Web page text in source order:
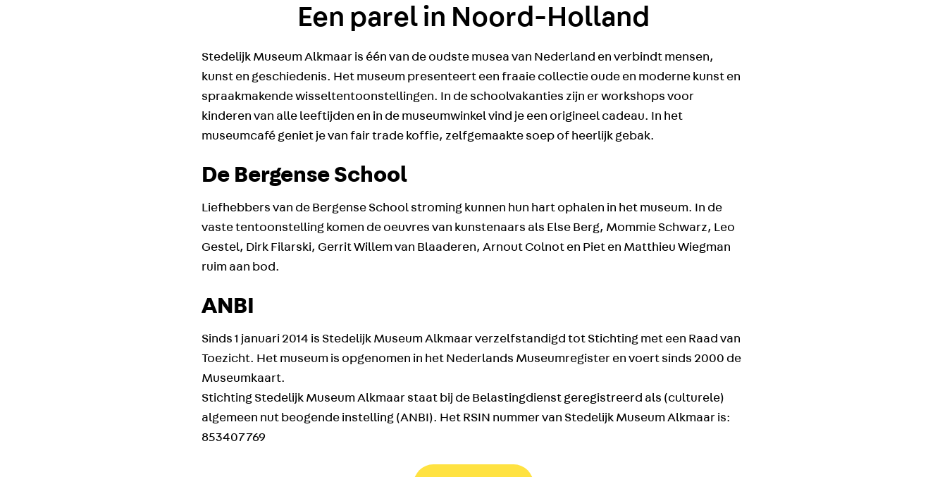
Een parel in Noord-Holland
Stedelijk Museum Alkmaar is één van de oudste musea van Nederland en verbindt mensen,
kunst en geschiedenis. Het museum presenteert een fraaie collectie oude en moderne kunst en
spraakmakende wisseltentoonstellingen. In de schoolvakanties zijn er workshops voor
kinderen van alle leeftijden en in de museumwinkel vind je een origineel cadeau. In het
museumcafé geniet je van fair trade koffie, zelfgemaakte soep of heerlijk gebak.
De Bergense School
Liefhebbers van de Bergense School stroming kunnen hun hart ophalen in het museum. In de
vaste tentoonstelling komen de oeuvres van kunstenaars als Else Berg, Mommie Schwarz, Leo
Gestel, Dirk Filarski, Gerrit Willem van Blaaderen, Arnout Colnot en Piet en Matthieu Wiegman
ruim aan bod.
ANBI
Sinds 1 januari 2014 is Stedelijk Museum Alkmaar verzelfstandigd tot Stichting met een Raad van
Toezicht. Het museum is opgenomen in het Nederlands Museumregister en voert sinds 2000 de
Museumkaart.
Stichting Stedelijk Museum Alkmaar staat bij de Belastingdienst geregistreerd als (culturele)
algemeen nut beogende instelling (ANBI). Het RSIN nummer van Stedelijk Museum Alkmaar is:
853407769